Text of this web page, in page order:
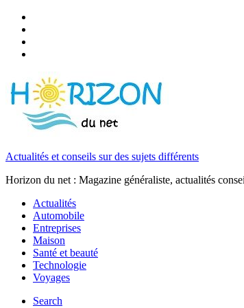
Actualités et conseils sur des sujets différents
Horizon du net : Magazine généraliste, actualités
Actualités
Automobile
Entreprises
Maison
Santé et beauté
Technologie
Voyages
Search